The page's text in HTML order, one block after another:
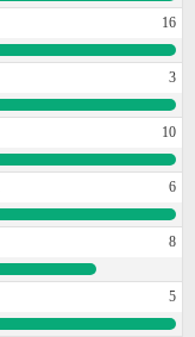
16
3
10
6
8
5